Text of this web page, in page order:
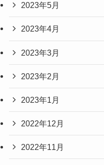
2023年5月
2023年4月
2023年3月
2023年2月
2023年1月
2022年12月
2022年11月